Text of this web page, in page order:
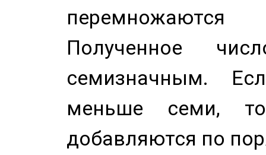
Полученное
семизначным.
меньше семи,
добавляются по